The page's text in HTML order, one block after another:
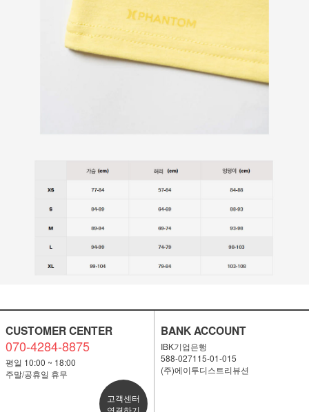
CUSTOMER CENTER
070-4284-8875
평일 10:00 ~ 18:00
주말/공휴일 휴무
고객센터
연결하기
BANK ACCOUNT
IBK기업은행
588-027115-01-015
(주)에이투디스트리뷰션